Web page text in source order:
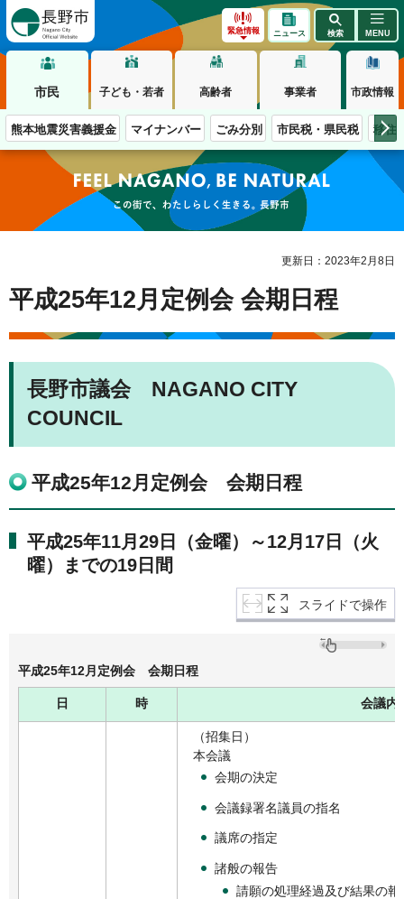
緊急情報 ニュース 検索 MENU
市民 子ども・若者 高齢者 事業者 市政情報
熊本地震災害義援金 マイナンバー ごみ分別 市民税・県民税 移住
この街で、わたしらしく生きる。長野市
更新日：2023年2月8日
平成25年12月定例会 会期日程
長野市議会 NAGANO CITY
COUNCIL
平成25年12月定例会 会期日程
平成25年11月29日（金曜）～12月17日（火
曜）までの19日間
スライドで操作
平成25年12月定例会 会期日程
日 時 会議内
（招集日）
本会議
会期の決定
会議録署名議員の指名
議席の指定
諸般の報告
請願の処理経過及び結果の報